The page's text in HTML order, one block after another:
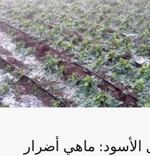
الأسود: ماهي أضرار